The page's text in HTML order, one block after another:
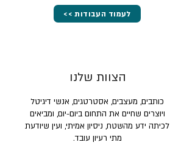
<< לעמוד העבודות
הצוות שלנו
כותבים, מעצבים, אסטרטגים, אנשי דיגיטל
ויוצרים שחיים את התחום ביום-יום, ומביאים
לכיתה ידע מהשטח, ניסיון אמיתי, ועין שיודעת
מתי רעיון עובד.